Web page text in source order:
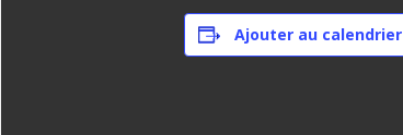
Ajouter au calendrier